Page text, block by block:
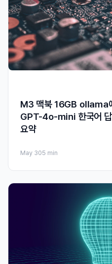
M3 맥북 16GB
GPT-4o-mini 한국어 답
요약
May 305 min